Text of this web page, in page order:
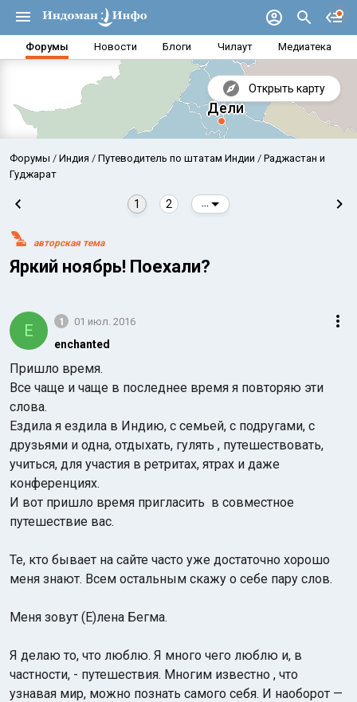
Форумы Новости Блоги Чилаут Медиатека
Открыть карту
Аравийское море
Форумы Индия Путеводитель по штатам Индии
Раджастан и
Гуджарат
1 2
авторская тема
Яркий ноябрь! Поехали?
E 1 01 июл. 2016
enchanted
Пришло время.
Все чаще и чаще в последнее время я повторяю эти
слова.
Ездила я ездила в Индию, с семьей, с подругами, с
друзьями и одна, отдыхать, гулять , путешествовать,
учиться, для участия в ретритах, ятрах и даже
конференциях.
И вот пришло время пригласить в совместное
путешествие вас.
Те, кто бывает на сайте часто уже достаточно хорошо
меня знают. Всем остальным скажу о себе пару слов.
Меня зовут (Е)лена Бегма.
Я делаю то, что люблю. Я много чего люблю и, в
частности, - путешествия. Многим известно , что
узнавая мир, можно познать самого себя. И наоборот —